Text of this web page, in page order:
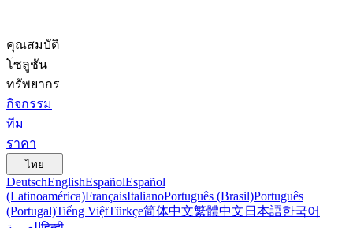
คุณสมบัติ
โซลูชัน
ทรัพยากร
กิจกรรม
ทีม
ราคา
ไทย
DeutschEnglishEspañolEspañol
(Latinoamérica)FrançaisItalianoPortuguês (Brasil)Português
(Portugal)Tiếng ViệtTürkçe简体中文繁體中文 日本語한국어